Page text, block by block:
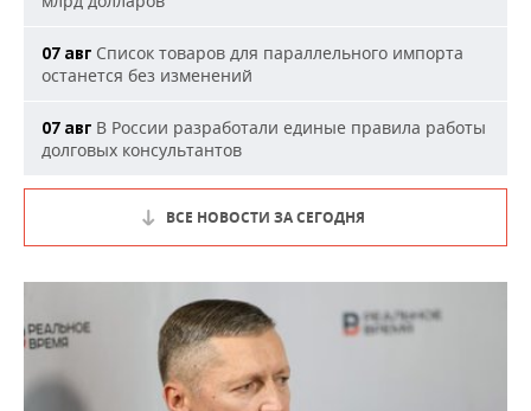
07 авг Список товаров для параллельного импорта
останется без изменений
07 авг В России разработали единые правила работы
долговых консультантов
ВСЕ НОВОСТИ ЗА СЕГОДНЯ